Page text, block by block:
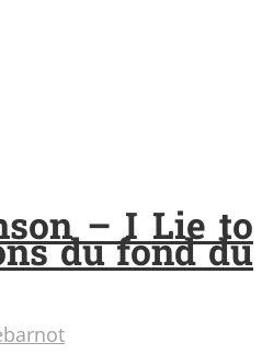
– I Lie to
du fond du